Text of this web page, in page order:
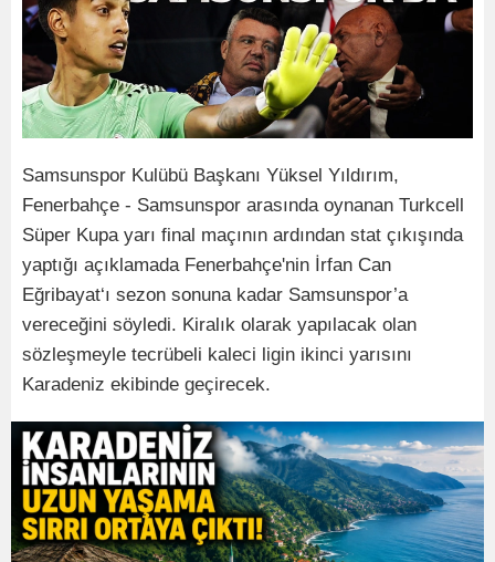
Samsunspor Kulübü Başkanı Yüksel Yıldırım,
Fenerbahçe - Samsunspor arasında oynanan Turkcell
Süper Kupa yarı final maçının ardından stat çıkışında
yaptığı açıklamada Fenerbahçe'nin İrfan Can
Eğribayat‘ı sezon sonuna kadar Samsunspor’a
vereceğini söyledi. Kiralık olarak yapılacak olan
sözleşmeyle tecrübeli kaleci ligin ikinci yarısını
Karadeniz ekibinde geçirecek.